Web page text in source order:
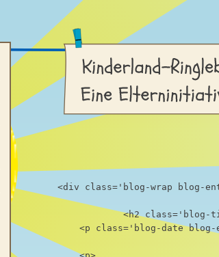
<div class='blog-wrap blog-
<h2 class='blog-
<p class='blog-date